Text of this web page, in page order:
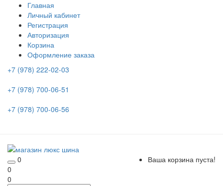
Главная
Личный кабинет
Регистрация
Авторизация
Корзина
Оформление заказа
+7 (978) 222-02-03
+7 (978) 700-06-51
+7 (978) 700-06-56
0
Ваша корзина пуста!
0
0